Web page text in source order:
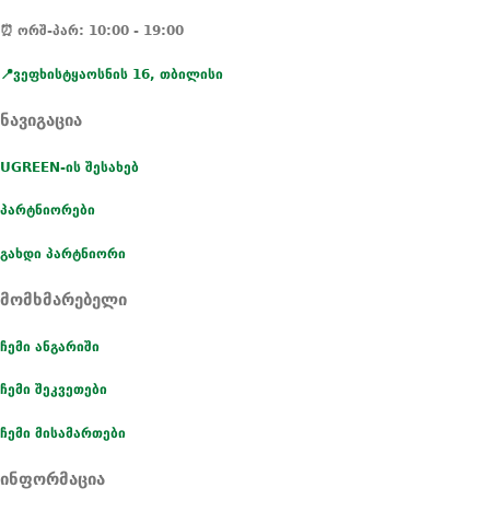
⏰ ორშ-პარ: 10:00 - 19:00
📍ვეფხისტყაოსნის 16, თბილისი
ნავიგაცია
UGREEN-ის შესახებ
პარტნიორები
გახდი პარტნიორი
მომხმარებელი
ჩემი ანგარიში
ჩემი შეკვეთები
ჩემი მისამართები
ინფორმაცია